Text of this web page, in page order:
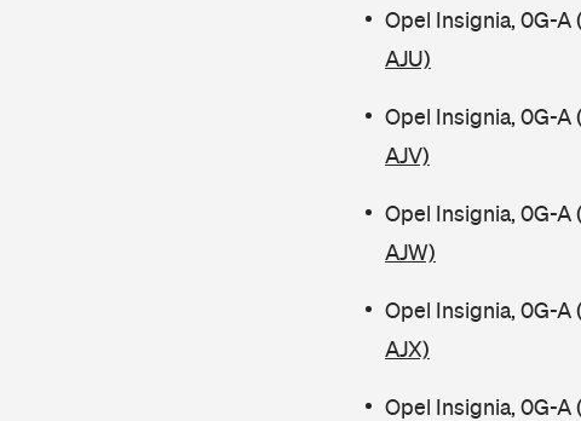
Opel Insignia, 0G-A
AJU)
Opel Insignia, 0G-A
AJV)
Opel Insignia, 0G-A
AJW)
Opel Insignia, 0G-A
AJX)
Opel Insignia, 0G-A